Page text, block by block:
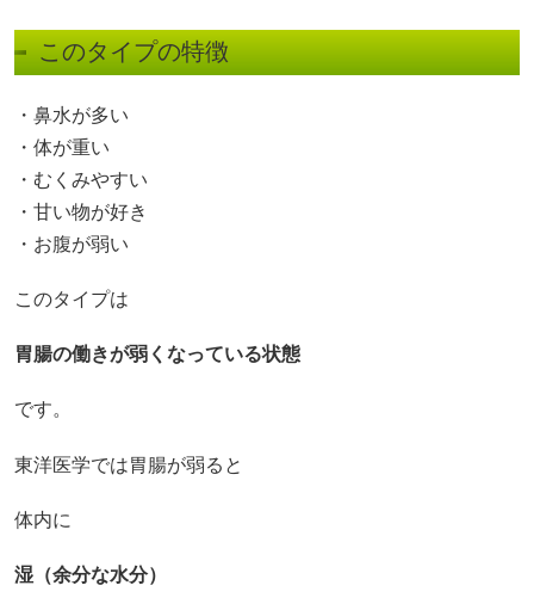
このタイプの特徴
・鼻水が多い
・体が重い
・むくみやすい
・甘い物が好き
・お腹が弱い
このタイプは
胃腸の働きが弱くなっている状態
です。
東洋医学では胃腸が弱ると
体内に
湿（余分な水分）